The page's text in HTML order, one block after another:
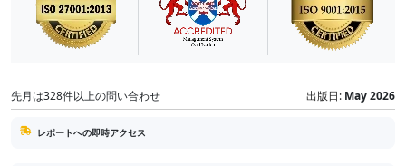
先月は328件以上の問い合わせ 出版日: May 2026
レポートへの即時アクセス